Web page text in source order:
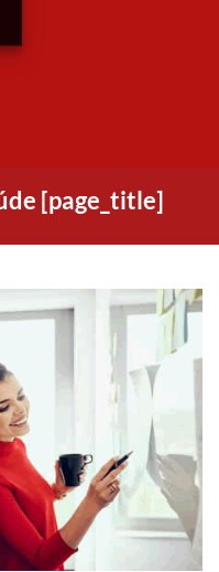
[page_title]